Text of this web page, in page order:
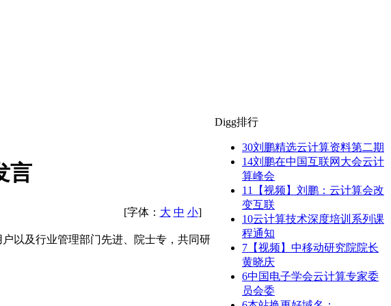
言
[字体： 大 中 小]
以及行业管理部门先进、院士专，共同研
Digg排行
30刘鹏精选云计算资料第二期
14刘鹏在中国互联网大会云计
算峰会
11
【视频】刘鹏：云计算会改
变互联
10云计算技术深度培训系列课
程通知
7 【视频】中移动研究院院长
黄晓庆
6中国电子学会云计算专家委
员会委